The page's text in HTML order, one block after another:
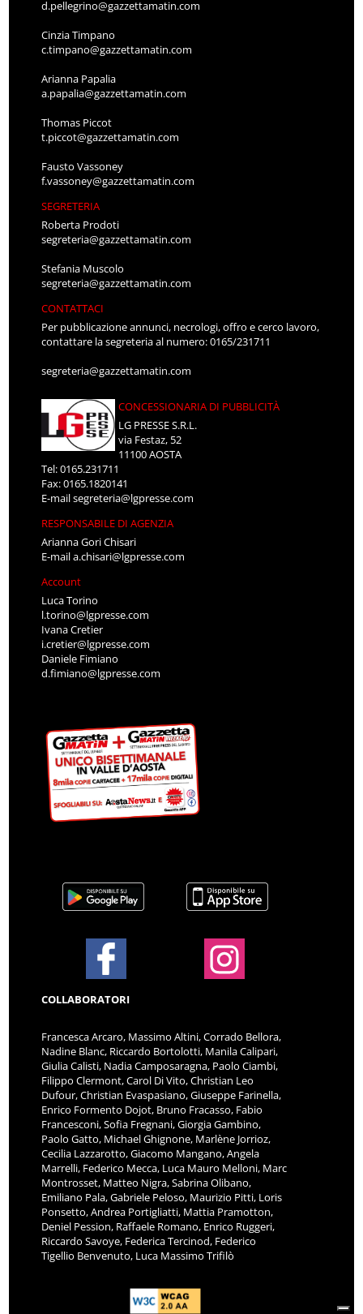
d.pellegrino@gazzettamatin.com
Cinzia Timpano
c.timpano@gazzettamatin.com
Arianna Papalia
a.papalia@gazzettamatin.com
Thomas Piccot
t.piccot@gazzettamatin.com
Fausto Vassoney
f.vassoney@gazzettamatin.com
SEGRETERIA
Roberta Prodoti
segreteria@gazzettamatin.com
Stefania Muscolo
segreteria@gazzettamatin.com
CONTATTACI
Per pubblicazione annunci, necrologi, offro e cerco lavoro,
contattare la segreteria al numero: 0165/231711
segreteria@gazzettamatin.com
CONCESSIONARIA DI PUBBLICITÀ
LG PRESSE S.R.L.
via Festaz, 52
11100 AOSTA
Tel: 0165.231711
Fax: 0165.1820141
E-mailsegreteria@lgpresse.com
RESPONSABILE DI AGENZIA
Arianna Gori Chisari
E-maila.chisari@lgpresse.com
Account
Luca Torino
l.torino@lgpresse.com
Ivana Cretier
i.cretier@lgpresse.com
Daniele Fimiano
d.fimiano@lgpresse.com
COLLABORATORI
Francesca Arcaro, Massimo Altini, Corrado Bellora,
Nadine Blanc, Riccardo Bortolotti, Manila Calipari,
Giulia Calisti, Nadia Camposaragna, Paolo Ciambi,
Filippo Clermont, Carol Di Vito, Christian Leo
Dufour, Christian Evaspasiano, Giuseppe Farinella,
Enrico Formento Dojot, Bruno Fracasso, Fabio
Francesconi, Sofia Fregnani, Giorgia Gambino,
Paolo Gatto, Michael Ghignone, Marlène Jorrioz,
Cecilia Lazzarotto, Giacomo Mangano, Angela
Marrelli, Federico Mecca, Luca Mauro Melloni, Marc
Montrosset, Matteo Nigra, Sabrina Olibano,
Emiliano Pala, Gabriele Peloso, Maurizio Pitti, Loris
Ponsetto, Andrea Portigliatti, Mattia Pramotton,
Deniel Pession, Raffaele Romano, Enrico Ruggeri,
Riccardo Savoye, Federica Tercinod, Federico
Tigellio Benvenuto, Luca Massimo Trifilò